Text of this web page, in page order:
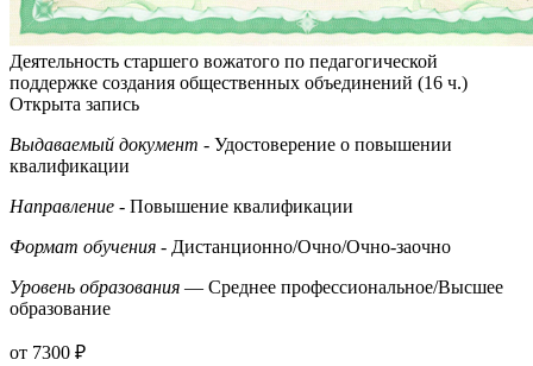
Деятельность старшего вожатого по педагогической
поддержке создания общественных объединений (16 ч.)
Открыта запись
Выдаваемый документ - Удостоверение о повышении
квалификации
Направление - Повышение квалификации
Формат обучения - Дистанционно/Очно/Очно-заочно
Уровень образования — Среднее профессиональное/Высшее
образование
от 7300 ₽